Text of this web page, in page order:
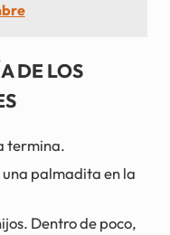
DE LOS
termina.
palmadita en la
Dentro de poco,